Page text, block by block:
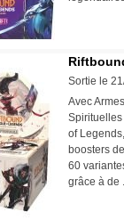
Sortie le
Avec
of
boosters
60
grâce à